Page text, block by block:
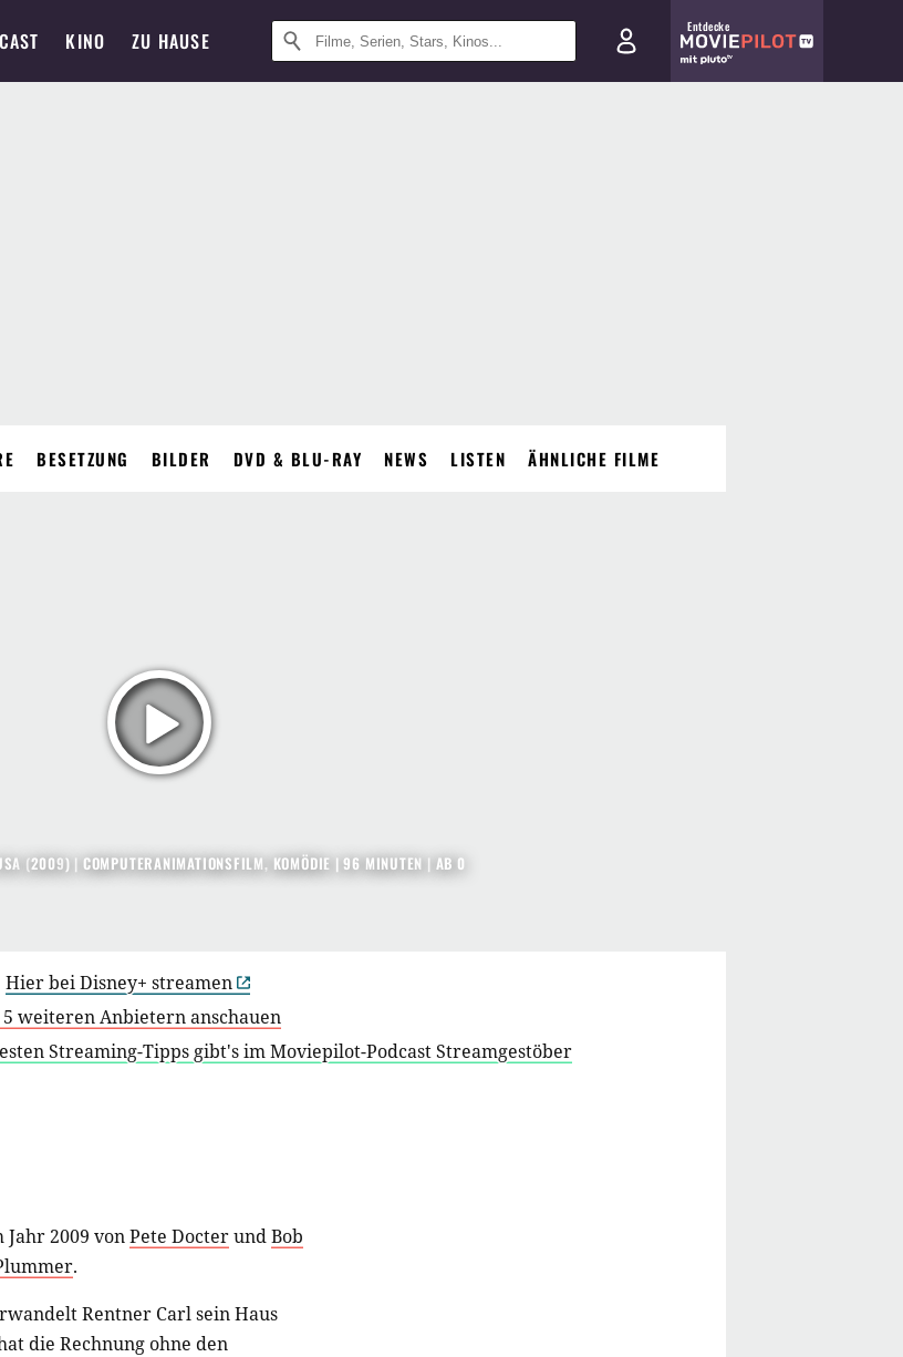
KINO ZU HAUSE
Entdecke
BESETZUNG BILDER DVD & BLU-RAY NEWS LISTEN ÄHNLICHE FILME
(2009) | COMPUTERANIMATIONSFILM, KOMÖDIE | 96 MINUTEN | AB 0
Hier bei Disney+ streamen
5 weiteren Anbietern anschauen
Streaming-Tipps gibt's im Moviepilot-Podcast Streamgestöber
Jahr 2009 vonPete DocterundBob
.
Rentner Carl sein Haus
die Rechnung ohne den